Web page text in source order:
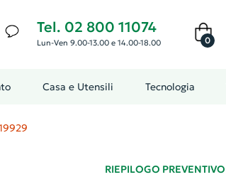
Tel. 02 800 11074
Lun-Ven 9.00-13.00 e 14.00-18.00 0
Casa e Utensili Tecnologia
RIEPILOGO PREVENTIVO